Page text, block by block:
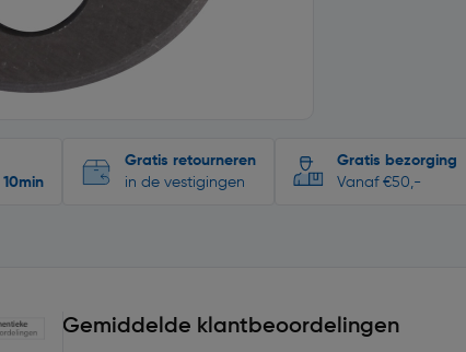
10min
Gratis retourneren
in de vestigingen
Gratis bezorging
Vanaf €50,-
Gemiddelde klantbeoordelingen